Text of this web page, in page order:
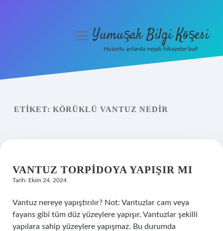
Yasal Uyarı
menüyüYumuşak Bilgi Köşesi
Huzurlu anlarda neşeli hikayeler bul!
ETIKET: KÖRÜKLÜ VANTUZ NEDIR
VANTUZ TORPIDOYA YAPIŞIR MI
Tarih: Ekim 24, 2024
Vantuz nereye yapıştırılır? Not: Vantuzlar cam veya
fayans gibi tüm düz yüzeylere yapışır. Vantuzlar şekilli
yapılara sahip yüzeylere yapışmaz. Bu durumda